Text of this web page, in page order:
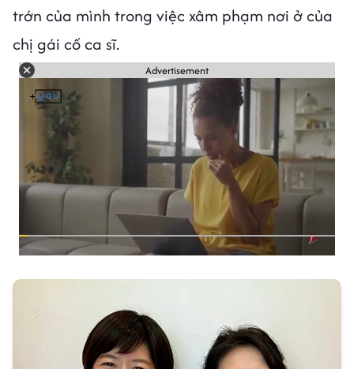
trớn của mình trong việc xâm phạm nơi ở của
chị gái cố ca sĩ.
Advertisement